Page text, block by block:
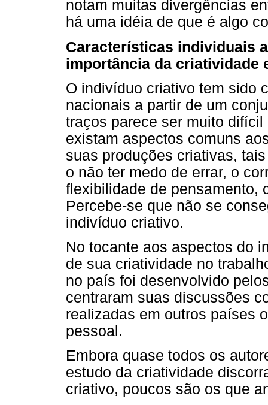
notam muitas divergências
há uma idéia de que é algo
Características individuais
importância da criatividade
O indivíduo criativo tem sido
nacionais a partir de um
traços parece ser muito
existam aspectos comuns
suas produções criativas,
o não ter medo de errar, o
flexibilidade de pensamento,
Percebe-se que não se
indivíduo criativo.
No tocante aos aspectos do
de sua criatividade no
no país foi desenvolvido
centraram suas discussões
realizadas em outros países
pessoal.
Embora quase todos os
estudo da criatividade
criativo, poucos são os que